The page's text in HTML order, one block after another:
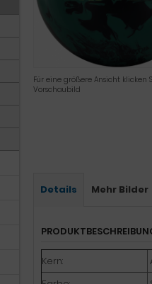
Für eine größere Ansicht klicken
Vorschaubild
Details Mehr Bilder
Kern: